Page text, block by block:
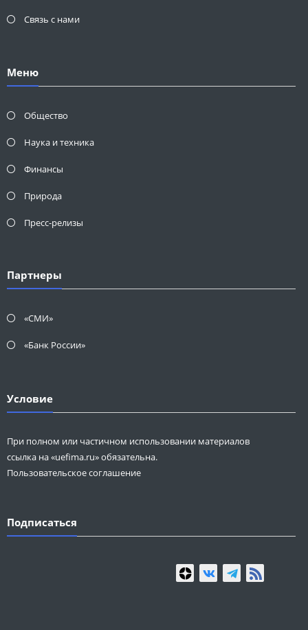
Связь с нами
Меню
Общество
Наука и техника
Финансы
Природа
Пресс-релизы
Партнеры
«СМИ»
«Банк России»
Условие
При полном или частичном использовании материалов
ссылка на «uefima.ru» обязательна.
Пользовательское соглашение
Подписаться